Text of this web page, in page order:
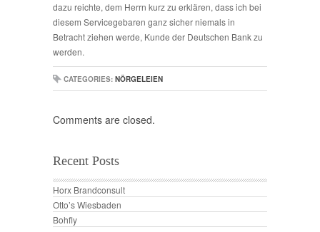
dazu reichte, dem Herrn kurz zu erklären, dass ich bei
diesem Servicegebaren ganz sicher niemals in
Betracht ziehen werde, Kunde der Deutschen Bank zu
werden.
CATEGORIES: NÖRGELEIEN
Comments are closed.
Recent Posts
Horx Brandconsult
Otto’s Wiesbaden
Bohfly